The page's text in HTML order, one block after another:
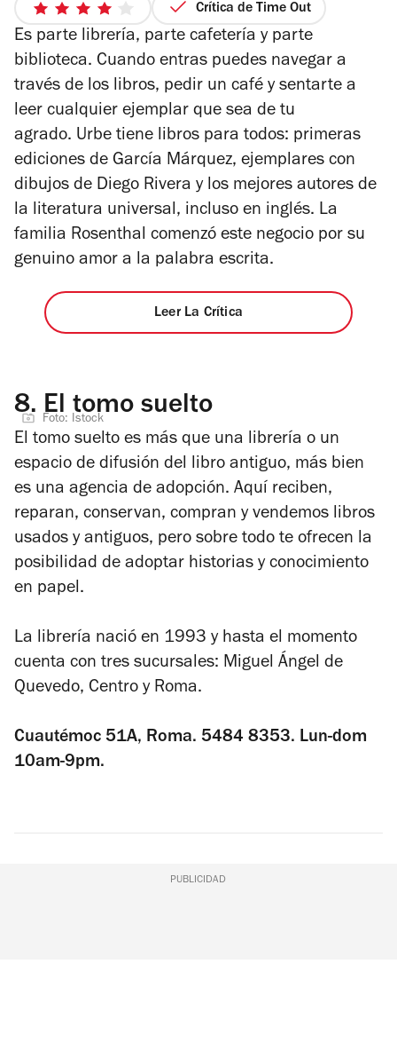
4
de
5
estrellas
Crítica de Time Out
Es parte librería, parte cafetería y parte
biblioteca. Cuando entras puedes navegar a
través de los libros, pedir un café y sentarte a
leer cualquier ejemplar que sea de tu
agrado. Urbe tiene libros para todos: primeras
ediciones de García Márquez, ejemplares con
dibujos de Diego Rivera y los mejores autores de
la literatura universal, incluso en inglés. La
familia Rosenthal comenzó este negocio por su
genuino amor a la palabra escrita.
Leer La Crítica
8. El tomo suelto
Foto: Istock
El tomo suelto es más que una librería o un
espacio de difusión del libro antiguo, más bien
es una agencia de adopción. Aquí reciben,
reparan, conservan, compran y vendemos libros
usados y antiguos, pero sobre todo te ofrecen la
posibilidad de adoptar historias y conocimiento
en papel.
La librería nació en 1993 y hasta el momento
cuenta con tres sucursales: Miguel Ángel de
Quevedo, Centro y Roma.
Cuautémoc 51A, Roma. 5484 8353. Lun-dom
10am-9pm.
PUBLICIDAD